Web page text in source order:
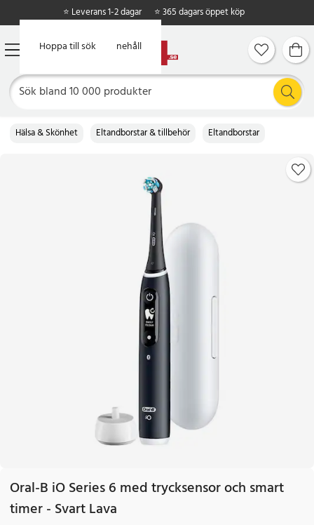
Hoppa till huvudinnehåll
Hoppa till sök
⭐ Leverans 1-2 dagar ⭐ 365 dagars öppet köp
Hälsa & Skönhet Eltandborstar & tillbehör Eltandborstar
Oral-B iO Series 6 med trycksensor och smart
timer - Svart Lava